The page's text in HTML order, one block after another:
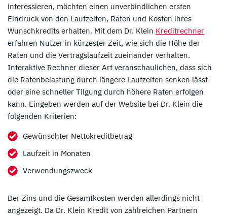
interessieren, möchten einen unverbindlichen ersten
Eindruck von den Laufzeiten, Raten und Kosten ihres
Wunschkredits erhalten. Mit dem Dr. Klein Kreditrechner
erfahren Nutzer in kürzester Zeit, wie sich die Höhe der
Raten und die Vertragslaufzeit zueinander verhalten.
Interaktive Rechner dieser Art veranschaulichen, dass sich
die Ratenbelastung durch längere Laufzeiten senken lässt
oder eine schneller Tilgung durch höhere Raten erfolgen
kann. Eingeben werden auf der Website bei Dr. Klein die
folgenden Kriterien:
Gewünschter Nettokreditbetrag
Laufzeit in Monaten
Verwendungszweck
Der Zins und die Gesamtkosten werden allerdings nicht
angezeigt. Da Dr. Klein Kredit von zahlreichen Partnern